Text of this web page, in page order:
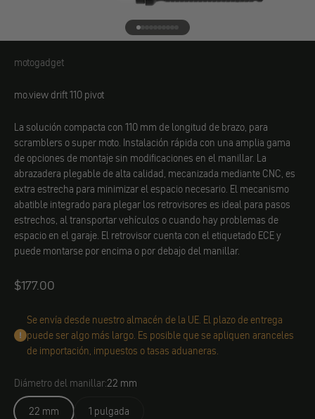
Ir al elemento 1
Ir al elemento 2
Ir al elemento 3
Ir al elemento 4
Ir al elemento 5
Ir al elemento 6
Ir al elemento 7
Ir al elemento 8
Ir al elemento 9
Ir al elemento 10
motogadget
motogadget
mo.view drift 110 pivot
La solución compacta con 110 mm de longitud de brazo, para
scramblers o super moto. Instalación rápida con una amplia gama
de opciones de montaje sin modificaciones en el manillar. La
abrazadera plegable de alta calidad, mecanizada mediante CNC, es
extra estrecha para minimizar el espacio necesario. El mecanismo
abatible integrado para plegar los retrovisores es ideal para pasos
estrechos, al transportar vehículos o cuando hay problemas de
espacio en el garaje. El retrovisor cuenta con el etiquetado ECE y
puede montarse por encima o por debajo del manillar.
Angebot
$177.00
Se envía desde nuestro almacén de la UE. El plazo de entrega
puede ser algo más largo. Es posible que se apliquen aranceles
de importación, impuestos o tasas aduaneras.
Diámetro del manillar:22 mm
22 mm
1 pulgada